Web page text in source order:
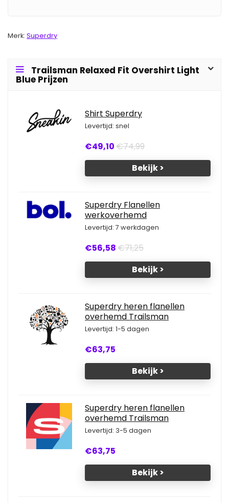
Merk: Superdry
Trailsman Relaxed Fit Overshirt Light
Blue Prijzen
Shirt Superdry
Levertijd: snel
€49,10€74,99
Bekijk >
Superdry Flanellen
werkoverhemd
Levertijd: 7 werkdagen
€56,58€71,25
Bekijk >
Superdry heren flanellen
overhemd Trailsman
Levertijd: 1-5 dagen
€63,75
Bekijk >
Superdry heren flanellen
overhemd Trailsman
Levertijd: 3-5 dagen
€63,75
Bekijk >